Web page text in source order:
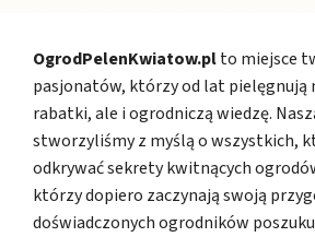
OgrodPelenKwiatow.plto miejsce
pasjonatów, którzy od lat pielęgnują
rabatki, ale i ogrodniczą wiedzę.
stworzyliśmy z myślą o wszystkich,
odkrywać sekrety kwitnących
którzy dopiero zaczynają swoją
doświadczonych ogrodników